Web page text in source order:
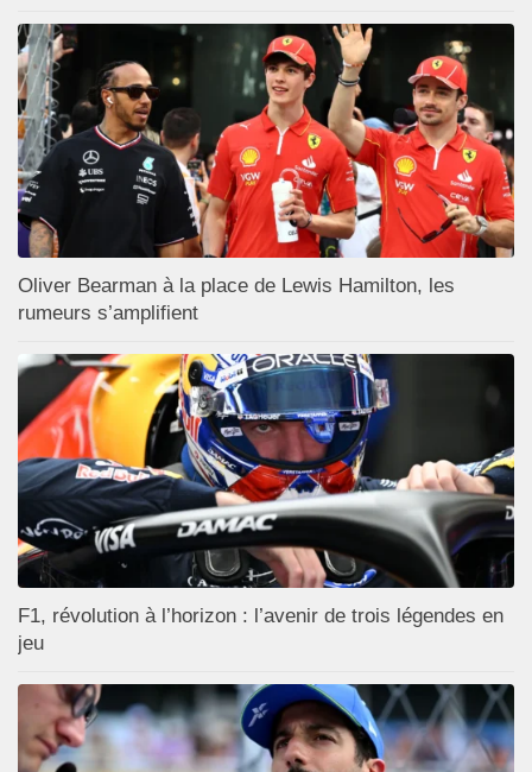
Oliver Bearman à la place de Lewis Hamilton, les
rumeurs s’amplifient
F1, révolution à l’horizon : l’avenir de trois légendes en
jeu